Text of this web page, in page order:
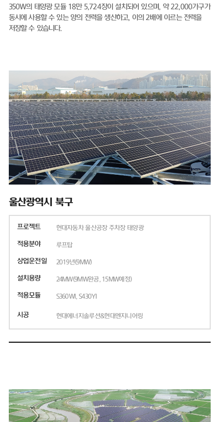
350W의 태양광 모듈 18만 5,724장이 설치되어 있으며, 약 22,000가구가
동시에 사용할 수 있는 양의 전력을 생산하고, 이의 2배에 이르는 전력을
저장할 수 있습니다.
울산광역시 북구
프로젝트 현대자동차 울산공장 주차장 태양광
적용분야 루프탑
상업운전일 2019년(9MW)
설치용량 24MW(9MW완공, 15MW예정)
적용모듈 S360WI, S430YI
시공 현대에너지솔루션&현대엔지니어링